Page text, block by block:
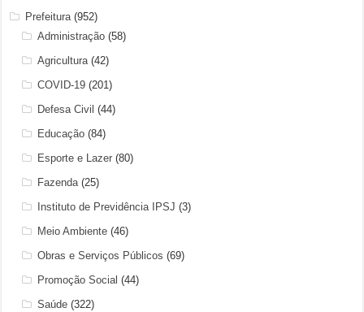
Prefeitura(952)
Administração (58)
Agricultura(42)
COVID-19 (201)
Defesa Civil (44)
Educação (84)
Esporte e Lazer (80)
Fazenda(25)
Instituto de Previdência IPSJ (3)
Meio Ambiente (46)
Obras e Serviços Públicos (69)
Promoção Social (44)
Saúde (322)